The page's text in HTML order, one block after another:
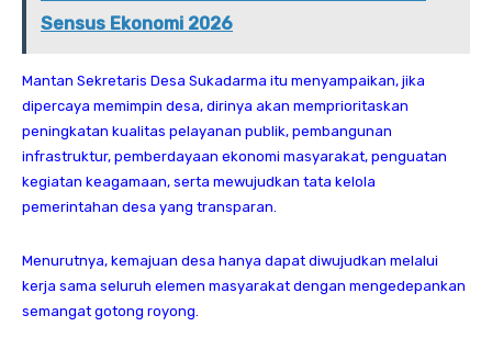
Sensus Ekonomi 2026
Mantan Sekretaris Desa Sukadarma itu menyampaikan, jika
dipercaya memimpin desa, dirinya akan memprioritaskan
peningkatan kualitas pelayanan publik, pembangunan
infrastruktur, pemberdayaan ekonomi masyarakat, penguatan
kegiatan keagamaan, serta mewujudkan tata kelola
pemerintahan desa yang transparan.
Menurutnya, kemajuan desa hanya dapat diwujudkan melalui
kerja sama seluruh elemen masyarakat dengan mengedepankan
semangat gotong royong.